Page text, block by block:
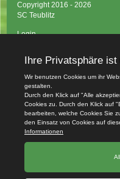
Copyright 2016 - 2026
SC Teublitz
Login
Impressum
Datenschutzerklärung
Teamsports 2
Dein Sportverein online